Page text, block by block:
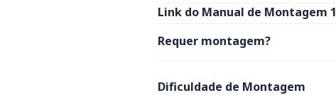
Link do Manual de Montagem 1
Requer montagem?
Dificuldade de Montagem